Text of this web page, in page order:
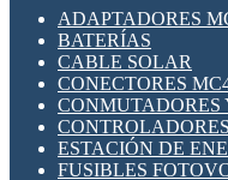
ADAPTADORES
BATERÍAS
CABLE SOLAR
CONECTORES
CONMUTADORES
ESTACIÓN DE
FUSIBLES